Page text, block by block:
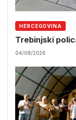
HERCEGOVINA
Trebinjski
04/08/2026